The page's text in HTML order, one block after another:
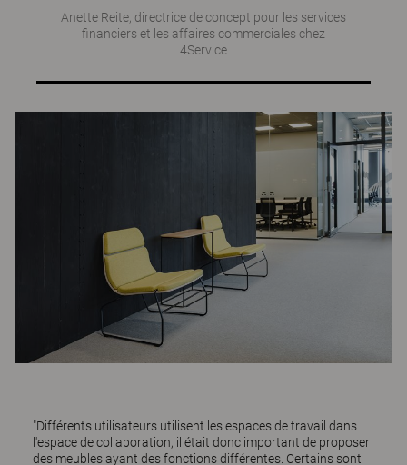
Anette Reite, directrice de concept pour les services
financiers et les affaires commerciales chez
4Service
"Différents utilisateurs utilisent les espaces de travail dans
l'espace de collaboration, il était donc important de proposer
des meubles ayant des fonctions différentes. Certains sont